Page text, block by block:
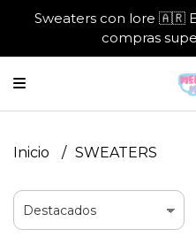
Sweaters con lore 🇦🇷
compras
Inicio SWEATERS